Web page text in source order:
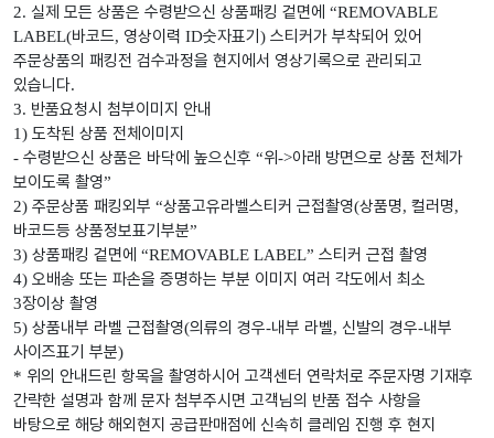
2. 실제 모든 상품은 수령받으신 상품패킹 겉면에 “REMOVABLE
LABEL(바코드, 영상이력 ID숫자표기 ) 스티커가 부착되어 있어
주문상품의 패킹전 검수과정을 현지에서 영상기록으로 관리되고
있습니다.
3. 반품요청시 첨부이미지 안내
1) 도착된 상품 전체이미지
- 수령받으신 상품은 바닥에 높으신후 “위->아래 방면으로 상품 전체가
보이도록 촬영”
2) 주문상품 패킹외부 “상품고유라벨스티커 근접촬영(상품명, 컬러명,
바코드등 상품정보표기부분”
3) 상품패킹 겉면에 “REMOVABLE LABEL” 스티커 근접 촬영
4) 오배송 또는 파손을 증명하는 부분 이미지 여러 각도에서 최소
3장이상 촬영
5) 상품내부 라벨 근접촬영(의류의 경우-내부 라벨, 신발의 경우-내부
사이즈표기 부분)
* 위의 안내드린 항목을 촬영하시어 고객센터 연락처로 주문자명 기재후
간략한 설명과 함께 문자 첨부주시면 고객님의 반품 접수 사항을
바탕으로 해당 해외현지 공급판매점에 신속히 클레임 진행 후 현지